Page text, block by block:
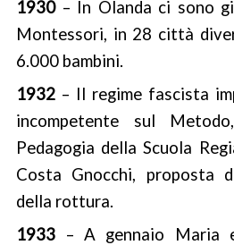
1930– In Olanda ci sono
Montessori, in 28 città
6.000 bambini.
1932 – Il regime fascista
incompetente sul
Pedagogia della Scuola
Costa Gnocchi, proposta
della rottura.
1933 – A gennaio Maria